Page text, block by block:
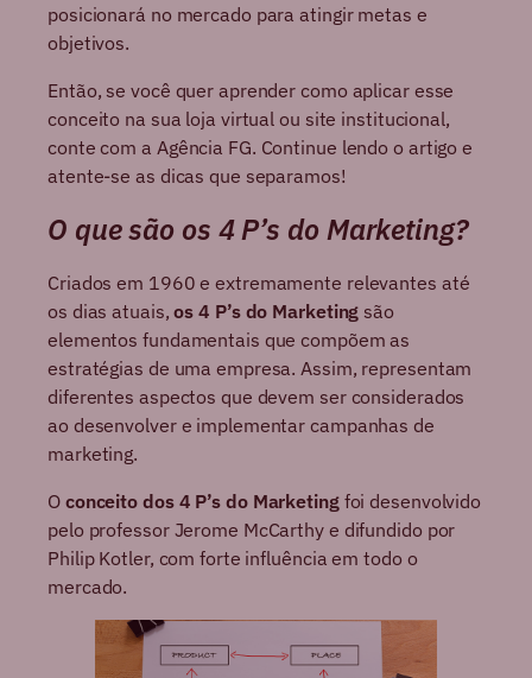
posicionará no mercado para atingir metas e
objetivos.
Então, se você quer aprender como aplicar esse
conceito na sua loja virtual ou site institucional,
conte com a Agência FG. Continue lendo o artigo e
atente-se as dicas que separamos!
O que são os 4 P’s do Marketing?
Criados em 1960 e extremamente relevantes até
os dias atuais,os 4 P’s do Marketing são
elementos fundamentais que compõem as
estratégias de uma empresa. Assim, representam
diferentes aspectos que devem ser considerados
ao desenvolver e implementar campanhas de
marketing.
O conceito dos 4 P’s do Marketingfoi desenvolvido
pelo professor Jerome McCarthy e difundido por
Philip Kotler, com forte influência em todo o
mercado.